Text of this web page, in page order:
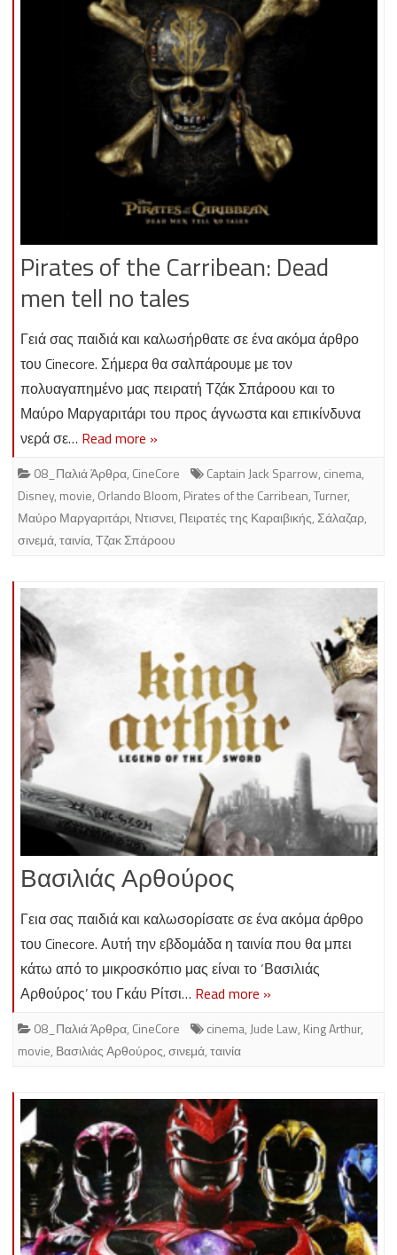
Pirates of the Carribean: Dead
men tell no tales
Γειά σας παιδιά και καλωσήρθατε σε ένα ακόμα άρθρο
του Cinecore. Σήμερα θα σαλπάρουμε με τον
πολυαγαπημένο μας πειρατή Τζάκ Σπάροου και το
Μαύρο Μαργαριτάρι του προς άγνωστα και επικίνδυνα
νερά σε… Read more »
08_Παλιά Άρθρα, CineCore Captain Jack Sparrow, cinema,
Disney, movie, Orlando Bloom, Pirates of the Carribean,Turner,
Μαύρο Μαργαριτάρι, Ντισνει, Πειρατές της Καραιβικής,Σάλαζαρ,
σινεμά,ταινία,Τζακ Σπάροου
Βασιλιάς Αρθούρος
Γεια σας παιδιά και καλωσορίσατε σε ένα ακόμα άρθρο
του Cinecore. Αυτή την εβδομάδα η ταινία που θα μπει
κάτω από το μικροσκόπιο μας είναι το ‘Βασιλιάς
Αρθούρος’ του Γκάυ Ρίτσι… Read more »
08_Παλιά Άρθρα, CineCore cinema, Jude Law, King Arthur,
movie, Βασιλιάς Αρθούρος,σινεμά,ταινία